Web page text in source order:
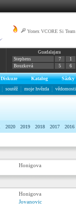
Yonex VCORE Si Team
Guadalajara
Stephens
7 1
Bouzková
5 6
Diskuze Katalog Sázky
soutěž moje hvězda vědomosti
2020 2019 2018 2017 2016
Honigova
Honigova
Jovanovic